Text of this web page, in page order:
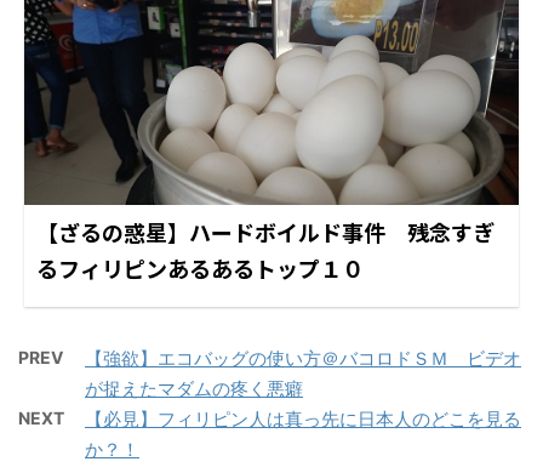
【ざるの惑星】ハードボイルド事件 残念すぎ
るフィリピンあるあるトップ１０
PREV
【強欲】エコバッグの使い方＠バコロドＳＭ ビデオ
が捉えたマダムの疼く悪癖
NEXT
【必見】フィリピン人は真っ先に日本人のどこを見る
か？！